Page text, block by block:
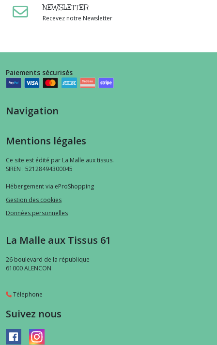
NEWSLETTER
Recevez notre Newsletter
Paiements sécurisés
Navigation
Mentions légales
Ce site est édité par La Malle aux tissus.
SIREN : 52128494300045
Hébergement via eProShopping
Gestion des cookies
Données personnelles
La Malle aux Tissus 61
26 boulevard de la république
61000ALENCON
Téléphone
Suivez nous